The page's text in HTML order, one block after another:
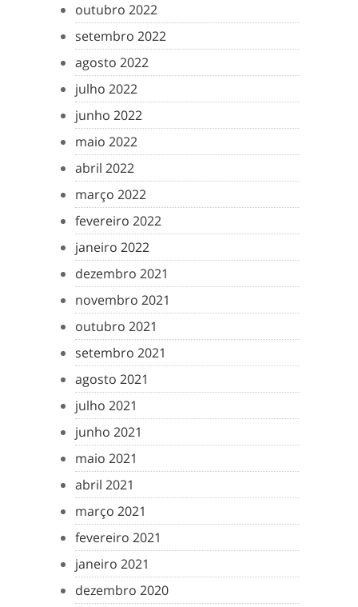
outubro 2022
setembro 2022
agosto 2022
julho 2022
junho 2022
maio 2022
abril 2022
março 2022
fevereiro 2022
janeiro 2022
dezembro 2021
novembro 2021
outubro 2021
setembro 2021
agosto 2021
julho 2021
junho 2021
maio 2021
abril 2021
março 2021
fevereiro 2021
janeiro 2021
dezembro 2020